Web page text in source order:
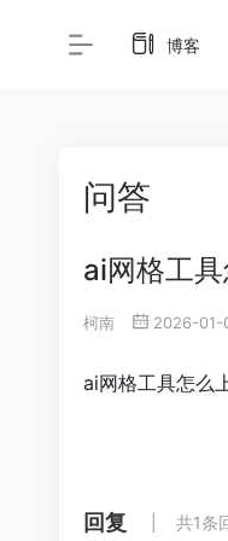
博客
问答
ai网格工
柯南 2026-01-
ai网格工具怎么
回复 共1条